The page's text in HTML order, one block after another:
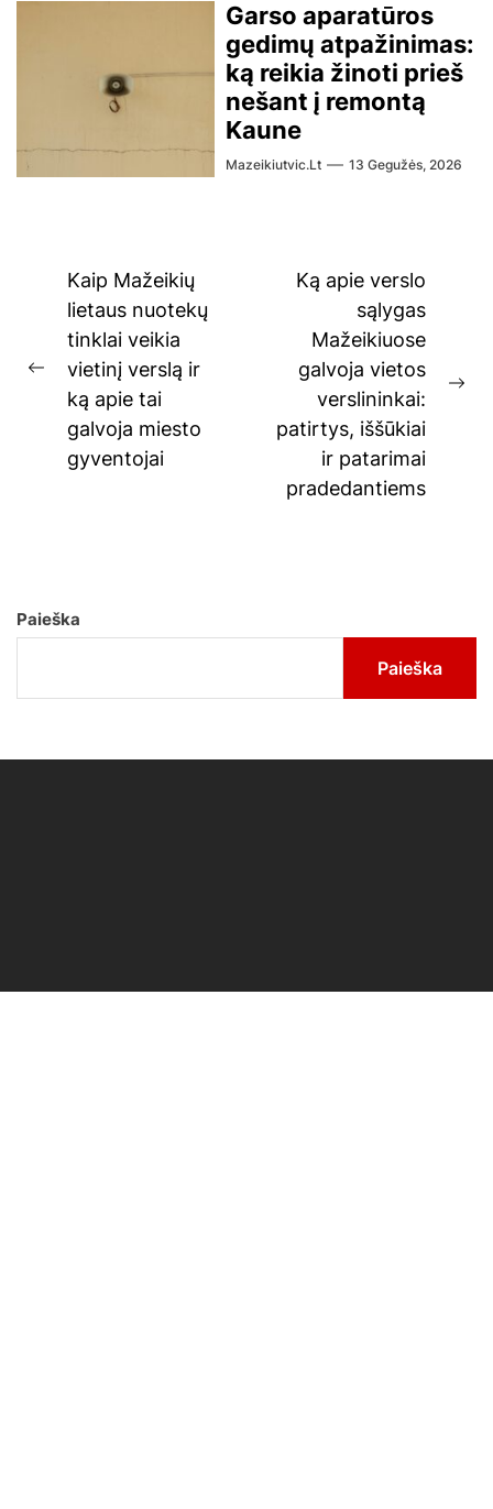
Garso aparatūros
gedimų atpažinimas:
ką reikia žinoti prieš
nešant į remontą
Kaune
Mazeikiutvic.lt 13 Gegužės, 2026
Navigacija
tarp
įrašų
Previous
post:
Kaip Mažeikių
lietaus nuotekų
tinklai veikia
vietinį verslą ir
ką apie tai
galvoja miesto
gyventojai
Ką apie verslo
sąlygas
Mažeikiuose
galvoja vietos
verslininkai:
patirtys, iššūkiai
ir patarimai
pradedantiems
Paieška
Paieška